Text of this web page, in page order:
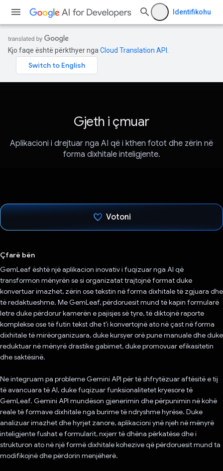
Identifikohu
Kjo faqe është përkthyer nga Cloud Translation API
Gjeth i çmuar
Aplikacioni i drejtuar nga AI që i kthen fotot dhe zërin në
forma dixhitale inteligjente.
Votoni
Çfarë bën
GemLeaf është një aplikacion inovativ i fuqizuar nga AI që
transformon mënyrën se si organizatat trajtojnë format duke
konvertuar imazhet, zërin ose tekstin në forma dixhitale të zgjuara dhe
të redaktueshme. Me GemLeaf, përdoruesit mund të kapin formularë
letre duke përdorur kamerën e pajisjes së tyre, të diktojnë raporte
komplekse ose të futin tekst dhe t'i konvertojnë ato në çast në forma
dixhitale të mirëorganizuara, duke kursyer orë pune manuale dhe duke
reduktuar në mënyrë drastike gabimet, duke promovuar efikasitetin
dhe saktësinë.
Ne integruam pa probleme Gemini API për të shfrytëzuar aftësitë e tij
të avancuara të AI, duke fuqizuar funksionalitetet kryesore të
GemLeaf. Gemini API mundëson gjenerimin dhe përpunimin në kohë
reale të formave dixhitale nga burime të ndryshme hyrëse. Duke
analizuar imazhet dhe hyrjet zanore, aplikacioni ynë njeh në mënyrë
inteligjente fushat e formularit, nxjerr të dhëna përkatëse dhe i
strukturon ato në një formë dixhitale kohezive që përdoruesit mund ta
modifikojnë dhe përdorin menjëherë.